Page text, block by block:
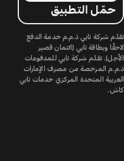
حمّل التطبيق
تقدّم شركة تابي ذ.م.م خدمة الدفع
لاحقًا وبطاقة تابي (ائتمان قصير
الأجل). تقدّم شركة تابي للمدفوعات
ذ.م.م المرخصة من مصرف الإمارات
العربية المتحدة المركزي خدمات تابي
كاش.